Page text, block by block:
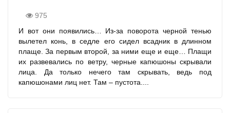
975
И вот они появились… Из-за поворота черной тенью
вылетел конь, в седле его сидел всадник в длинном
плаще. За первым второй, за ними еще и еще… Плащи
их развевались по ветру, черные капюшоны скрывали
лица. Да только нечего там скрывать, ведь под
капюшонами лиц нет. Там – пустота....